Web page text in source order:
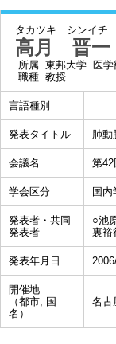
タカツキ シンイチ
高月 晋一
所属 東邦大学 医学
職種 教授
言語種別
発表タイトル 肺動
会議名 第
学会区分 国内
発表者・共同
発表者
○池
裏
発表年月日
開催地
（都市, 国
名）
名古